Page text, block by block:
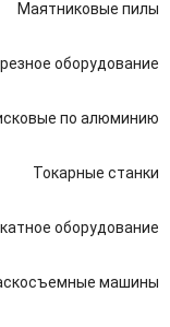
Маятниковые пилы
оборудование
по алюминию
Токарные станки
оборудование
машины